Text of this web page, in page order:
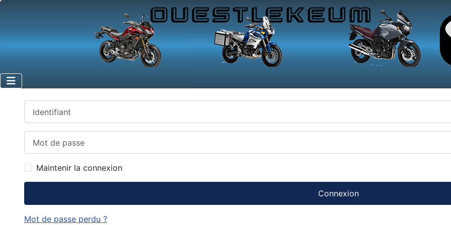
Maintenir la connexion
Connexion
Mot de passe perdu ?